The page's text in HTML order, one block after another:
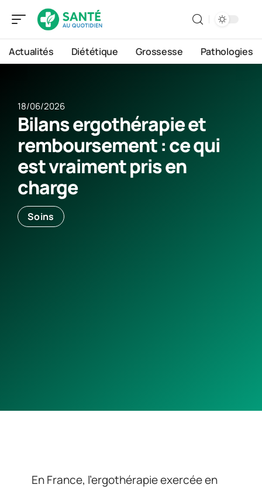
Actualités Diététique Grossesse Pathologies
18/06/2026
Bilans ergothérapie et
remboursement : ce qui
est vraiment pris en
charge
Soins
En France, l’ergothérapie exercée en